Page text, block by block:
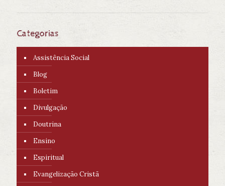
Categorias
Assistência Social
Blog
Boletim
Divulgação
Doutrina
Ensino
Espiritual
Evangelização Cristã